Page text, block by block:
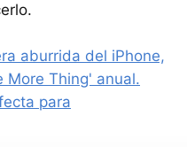
aburrida del iPhone,
More Thing' anual.
para